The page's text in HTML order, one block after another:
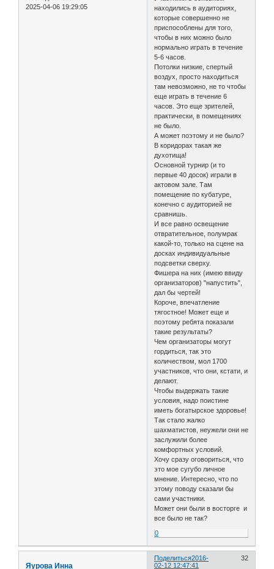
2025-04-06 19:29:05
находились в аудиториях,
которые совершенно не
приспособлены для того,
чтобы в них можно было
нормально играть в течение
5-6 часов.
Потолки низкие, спертый
воздух, просто находиться
там невозможно, не то чтобы
еще играть в течение 6
часов. Это еще зрителей,
практически, в помещениях
не было.
А может поэтому и не было?
В коридорах такая же
духотища!
Основной турнир (и то
первые 40 досок) играли в
актовом зале. Там
помещение по кубатуре,
конечно с аудиторией не
сравнишь.
И все равно освещение
отвратительное, полумрак
какой-то, только на сцене на
досках индивидуальные
подсветки сверху.
Фишера на них (имею ввиду
организаторов) "напустить",
дал бы чертей!
Короче, впечатление
тягостное! Может еще и
поэтому ребята показали
такие результаты?
Чем организаторы могут
гордиться, так это
количеством, мол 1700
участников, что они, кстати, и
делают.
Чтобы выдержать такие
условия, надо поистине
иметь богатырское здоровье!
Так стало жалко
шахматистов, неужели они не
заслужили более
комфортных условий.
Хочу сразу оговориться, что
это мое сугубо личное
мнение. Интересно, что по
этому поводу сказали бы
сами участники.
Может они были в восторге и
все было не так?
0
Поделиться 32
2016-
02-12 12:47:41
Яурова Инна